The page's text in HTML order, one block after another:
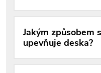
Jakým způsobem
upevňuje deska?